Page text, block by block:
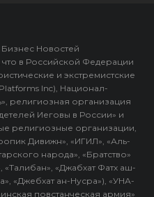
Бизнес Новостей
в Российской Федерации
и экстремистские
Inc), Национал-
религиозная организация
Иеговы в России» и
религиозные организации,
Дивижн», «ИГИЛ», «Аль-
народа», «Братство»
«Джабхат Фатх аш-
«Джебхат ан-Нусра»), «УНА-
повстанческая армия»